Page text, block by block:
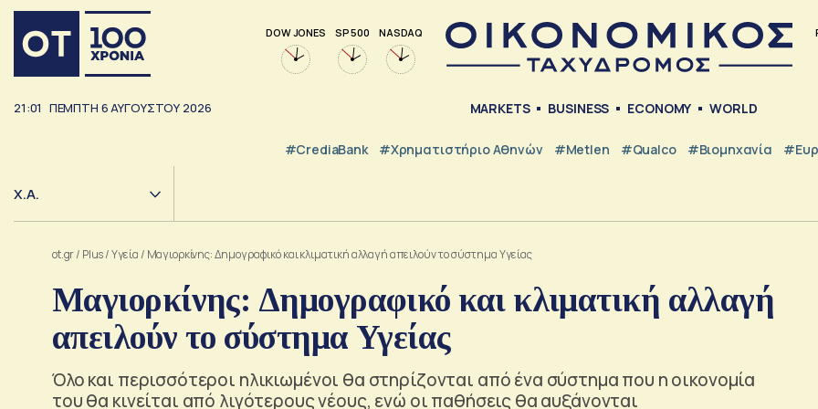
DOW JONES SP 500 NASDAQ
21:01 ΠΈΜΠΤΗ 6ΑΥΓΟΎΣΤΟΥ 2026 MARKETS BUSINESS ECONOMY WORLD
#CrediaBank #Χρηματιστήριο Αθηνών #metlen #Qualco #Βιομηχανία
Χ.Α.
ot.gr/ Plus/Υγεία / Μαγιορκίνης: Δημογραφικό και κλιματική αλλαγή απειλούν το σύστημα Υγείας
Μαγιορκίνης: Δημογραφικό και κλιματική αλλαγή
απειλούν το σύστημα Υγείας
Όλο και περισσότεροι ηλικιωμένοι θα στηρίζονται από ένα σύστημα που η οικονομία
του θα κινείται από λιγότερους νέους, ενώ οι παθήσεις θα αυξάνονται